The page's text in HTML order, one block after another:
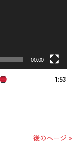
00:00
1:53
後のページ »